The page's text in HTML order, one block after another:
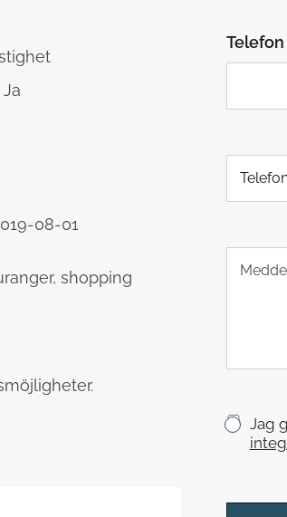
Ja
08-01
shopping
t
*
l
y
e
K
s
Jag